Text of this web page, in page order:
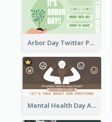
Arbor Day Twitter Post
Mental Health Day Awareness Twitter Post